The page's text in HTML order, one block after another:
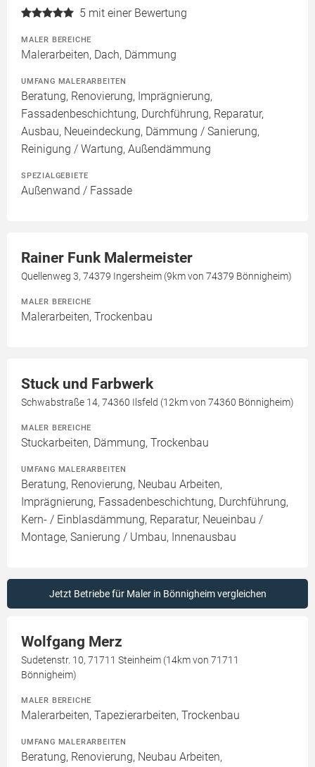
5 mit einer Bewertung
MALER BEREICHE
Malerarbeiten, Dach, Dämmung
UMFANG MALERARBEITEN
Beratung, Renovierung, Imprägnierung,
Fassadenbeschichtung, Durchführung, Reparatur,
Ausbau, Neueindeckung, Dämmung / Sanierung,
Reinigung / Wartung, Außendämmung
SPEZIALGEBIETE
Außenwand / Fassade
Rainer Funk Malermeister
Quellenweg 3, 74379 Ingersheim (9km von 74379 Bönnigheim)
MALER BEREICHE
Malerarbeiten, Trockenbau
Stuck und Farbwerk
Schwabstraße 14, 74360 Ilsfeld (12km von 74360 Bönnigheim)
MALER BEREICHE
Stuckarbeiten, Dämmung, Trockenbau
UMFANG MALERARBEITEN
Beratung, Renovierung, Neubau Arbeiten,
Imprägnierung, Fassadenbeschichtung, Durchführung,
Kern- / Einblasdämmung, Reparatur, Neueinbau /
Montage, Sanierung / Umbau, Innenausbau
Jetzt Betriebe für Maler in Bönnigheim vergleichen
Wolfgang Merz
Sudetenstr. 10, 71711 Steinheim (14km von 71711
Bönnigheim)
MALER BEREICHE
Malerarbeiten, Tapezierarbeiten, Trockenbau
UMFANG MALERARBEITEN
Beratung, Renovierung, Neubau Arbeiten,